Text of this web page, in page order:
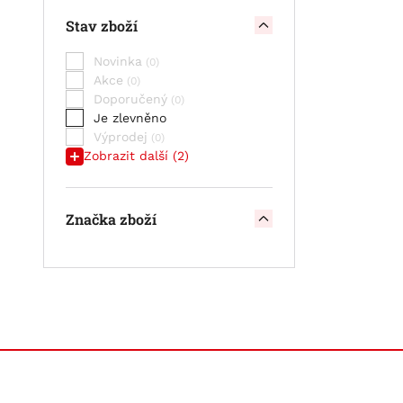
STAND BY BULL CELL OPzV -
článek
STAND BY BULL CELL VLIES SCV
Stav zboží
Novinka
Akce
Doporučený
Je zlevněno
Výprodej
Zobrazit další (2)
Značka zboží